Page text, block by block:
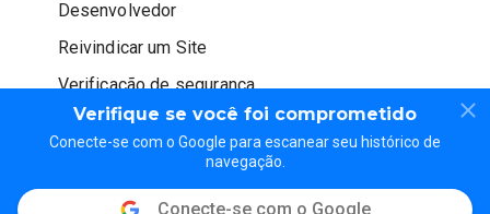
Verifique se você foi comprometido
Conecte-se com o Google para escanear seu histórico de
navegação.
Conecte-se com o Google
Desenvolvedor
Reivindicar um Site
Verificação de segurança